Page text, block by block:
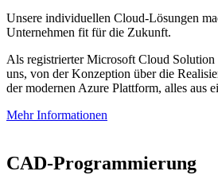
Unsere individuellen Cloud-Lösungen
Unternehmen fit für die Zukunft.
Als registrierter Microsoft Cloud Solution
uns, von der Konzeption über die
der modernen Azure Plattform, alles aus
Mehr Informationen
CAD-Programmierung